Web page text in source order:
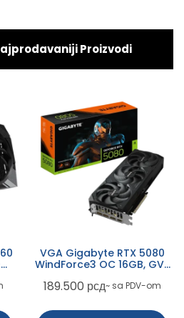
Proizvodi
VGA Gigabyte RTX 5080
WindForce3 OC 16GB, GV-
189.500 рсд~ sa PDV-om